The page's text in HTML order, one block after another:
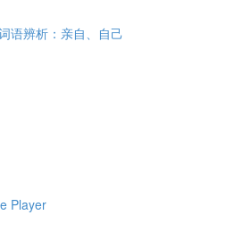
语辨析：亲自、自己
Player